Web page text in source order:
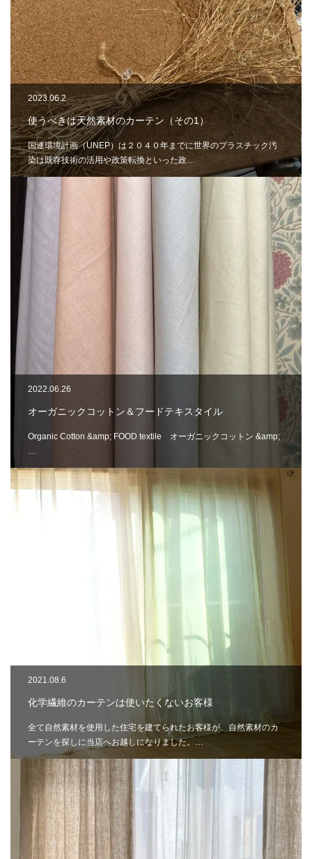
2023.06.2
使うべきは天然素材のカーテン（その1）
国連環境計画（UNEP）は２０４０年までに世界のプラスチック汚
染は既存技術の活用や政策転換といった政…
2022.06.26
オーガニックコットン＆フードテキスタイル
Organic Cotton &amp; FOOD textile オーガニックコットン &amp;
…
2021.08.6
化学繊維のカーテンは使いたくないお客様
全て自然素材を使用した住宅を建てられたお客様が、自然素材のカ
ーテンを探しに当店へお越しになりました。…